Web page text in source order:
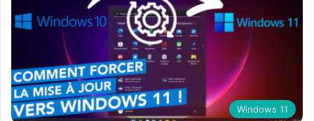
Windows 11